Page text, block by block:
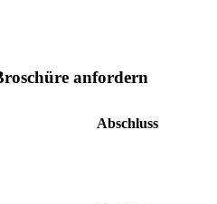
anfordern
Abschluss